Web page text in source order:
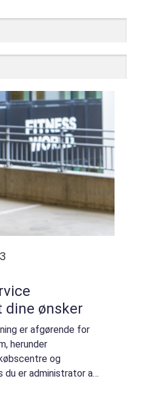
ønsker
er afgørende for
herunder
og
du er administrator af